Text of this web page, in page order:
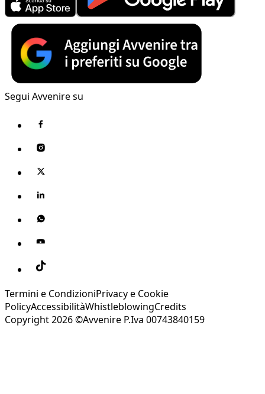
Segui Avvenire su
Termini e CondizioniPrivacy e Cookie
PolicyAccessibilitàWhistleblowingCredits
Copyright 2026 ©Avvenire P.Iva 00743840159